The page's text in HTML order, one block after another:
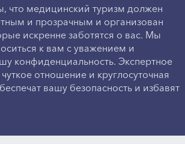
что медицинский туризм должен
и прозрачным и организован
искренне заботятся о вас. Мы
к вам с уважением и
конфиденциальность. Экспертное
отношение и круглосуточная
вашу безопасность и избавят